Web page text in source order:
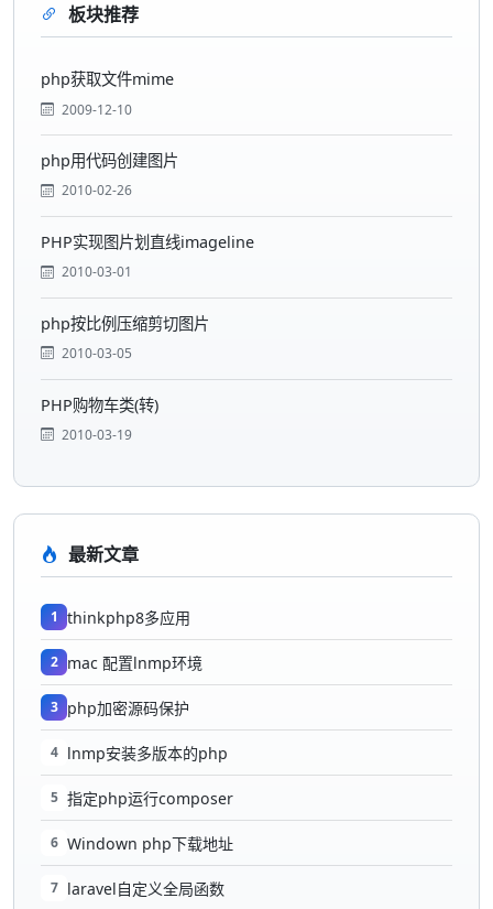
板块推荐
php获取文件mime
2009-12-10
php用代码创建图片
2010-02-26
PHP实现图片划直线imageline
2010-03-01
php按比例压缩剪切图片
2010-03-05
PHP购物车类(转)
2010-03-19
最新文章
1 thinkphp8多应用
2 mac 配置lnmp环境
3 php加密源码保护
4 lnmp安装多版本的php
5 指定php运行composer
6 Windown php下载地址
7 laravel自定义全局函数